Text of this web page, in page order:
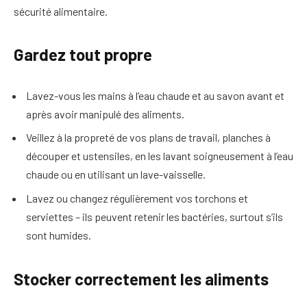
sécurité alimentaire.
Gardez tout propre
Lavez-vous les mains à l’eau chaude et au savon avant et
après avoir manipulé des aliments.
Veillez à la propreté de vos plans de travail, planches à
découper et ustensiles, en les lavant soigneusement à l’eau
chaude ou en utilisant un lave-vaisselle.
Lavez ou changez régulièrement vos torchons et
serviettes – ils peuvent retenir les bactéries, surtout s’ils
sont humides.
Stocker correctement les aliments